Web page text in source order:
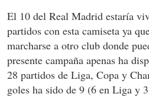
El 10 del Real Madrid estaría
partidos con esta camiseta ya
marcharse a otro club donde
presente campaña apenas ha
28 partidos de Liga, Copa y
goles ha sido de 9 (6 en Liga y